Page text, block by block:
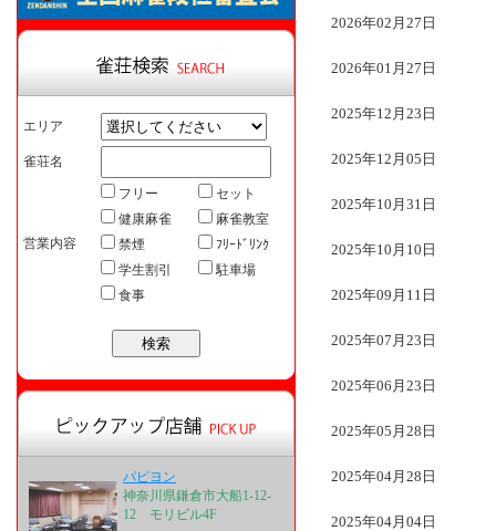
エリア
雀荘名
営業内容
フリー
セット
健康麻雀
麻雀教室
禁煙
ﾌﾘｰﾄﾞﾘﾝｸ
学生割引
駐車場
食事
パピヨン
神奈川県鎌倉市大船1-12-
12 モリビル4F
2026年02月27日
2026年01月27日
2025年12月23日
2025年12月05日
2025年10月31日
2025年10月10日
2025年09月11日
2025年07月23日
2025年06月23日
2025年05月28日
2025年04月28日
2025年04月04日